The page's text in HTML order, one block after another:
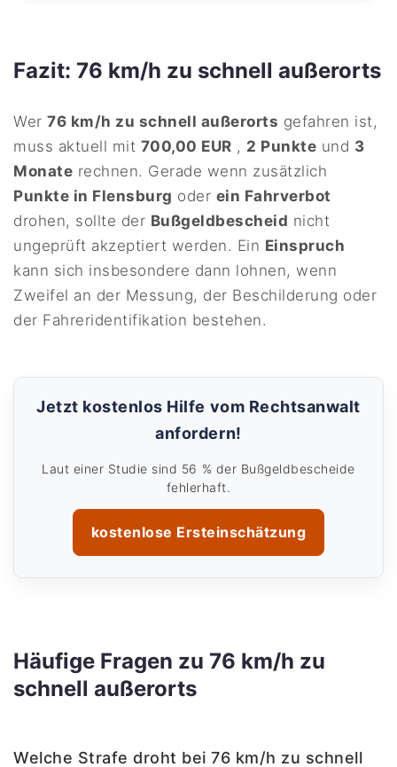
Fazit: 76 km/h zu schnell außerorts
Wer76 km/h zu schnell außerorts gefahren ist,
muss aktuell mit 700,00 EUR , 2 Punkte und 3
Monate rechnen. Gerade wenn zusätzlich
Punkte in Flensburg oder ein Fahrverbot
drohen, sollte der Bußgeldbescheid nicht
ungeprüft akzeptiert werden. Ein Einspruch
kann sich insbesondere dann lohnen, wenn
Zweifel an der Messung, der Beschilderung oder
der Fahreridentifikation bestehen.
Jetzt kostenlos Hilfe vom Rechtsanwalt
anfordern!
Laut einer Studie sind 56 % der Bußgeldbescheide
fehlerhaft.
kostenlose Ersteinschätzung
Häufige Fragen zu 76 km/h zu
schnell außerorts
Welche Strafe droht bei 76 km/h zu schnell